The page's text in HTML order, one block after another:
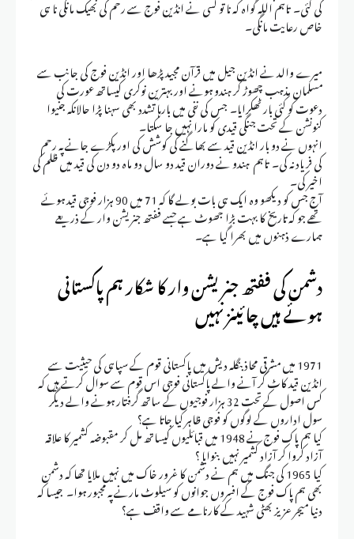
کی گئی۔ تاہم اللہ گواہ کہ نا تو کسی نے انڈین فوج سے رحم کی بھیک مانگی نا ہی
خاص رعایت مانگی۔
میرے والد نے انڈین جیل میں قرآن مجید پڑھا اور انڈین فوج کی جانب سے
مسلمان مذہب چھوڑ کر ہندو ہونے اور بہترین نوکری کیساتھ عورت کی
دعوت کو کئی بار ٹھکرایا۔ جس کی نفی میں بارہا تشدد بھی سہنا پڑا حالانکہ جنیوا
کنونشن کے تحت جنگی قیدی کو مارا نہیں جا سکتا۔
انہوں نے دو بار انڈین قید سے بھاگنے کی کوشش کی اور پکڑے جانے پہ رحم
کی فریاد نہ کی۔ تاہم ہندو نے دوران قید دو سال دو ماہ دو دن کی قید میں ظلم کی
اخیر کی۔
آج جس کو دیکھو وہ ایک ہی بات بولے گا کہ 71 میں 90 ہزار فوجی قید ہوئے
تھے جو کہ تاریخ کا بہت بڑا جھوٹ ہے جسے ففتھ جنریشن وار کے ذریعے
ہمارے ذہنوں میں بھرا گیا ہے۔
دشمن کی ففتھ جنریشن وار کا شکار ہم پاکستانی
ہوئے ہیں چائینز نہیں
1971 میں مشرقی محاذ بنگلہ دیش میں پاکستانی قوم کے سپاہی کی حیثیت سے
انڈین قید کاٹ کر آنے والے پاکستانی فوجی اس قوم سے سوال کرتے ہیں کہ
کس اصول کے تحت 32 ہزار فوجیوں کے ساتھ گرفتار ہونے والے دیگر
سول اداروں کے لوگوں کو فوجی ظاہر کیا جاتا ہے؟
کیا ہم پاک فوج نے 1948 میں قبائلیوں کیساتھ مل کر مقبوضہ کشمیر کا علاقہ
آزاد کروا کر آزاد کشمیر نہیں بنوایا ؟
کیا 1965 کی جنگ میں ہم نے دشمن کا غرور خاک میں نہیں ملایا تھا کہ دشمن
بھی ہم پاک فوج کے افسروں جوانوں کو سیلوٹ مارنے پہ مجبور ہوا۔ جیسا کہ
دنیا میجر عزیز بھٹی شہید کے کارنامے سے واقف ہے؟